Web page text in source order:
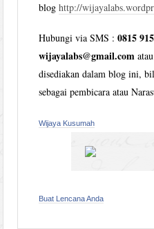
bloghttp://
Hubungi via SMS :0815
wijayalabs@gmail.com
disediakan dalam blog ini,
sebagai pembicara atau
Wijaya Kusumah
Buat Lencana Anda